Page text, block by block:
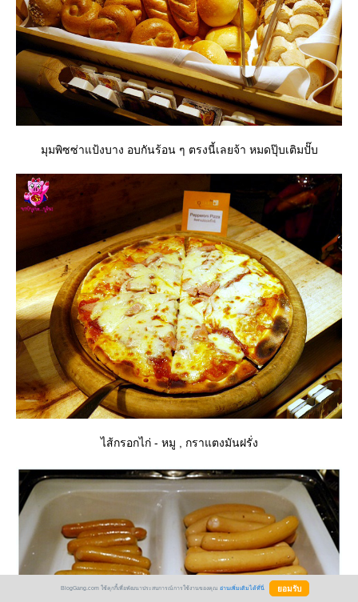
มุมพิซซ่าแป้งบาง อบกันร้อน ๆ ตรงนี้เลยจ้า หมดปุ๊บเติมปั๊บ
ไส้กรอกไก่ - หมู , กราแตงมันฝรั่ง
BlogGang.com ใช้คุกกี้เพื่อพัฒนาประสบการณ์การใช้งานของคุณ อ่านเพิ่มเติมได้ที่นี่